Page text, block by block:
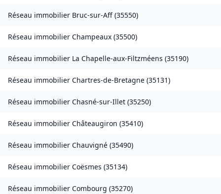
Réseau immobilier Bruc-sur-Aff (35550)
Réseau immobilier Champeaux (35500)
Réseau immobilier La Chapelle-aux-Filtzméens (35190)
Réseau immobilier Chartres-de-Bretagne (35131)
Réseau immobilier Chasné-sur-Illet (35250)
Réseau immobilier Châteaugiron (35410)
Réseau immobilier Chauvigné (35490)
Réseau immobilier Coësmes (35134)
Réseau immobilier Combourg (35270)